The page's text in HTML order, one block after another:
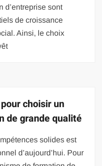
d’entreprise sont
de croissance
Ainsi, le choix
choisir un
de grande qualité
solides est
d’aujourd’hui. Pour